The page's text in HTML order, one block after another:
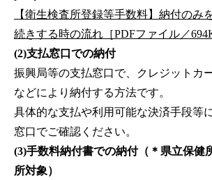
【衛生検査所登録等手数料】納付のみ
続きする時の流れ［PDFファイル／
(2)支払窓口での納付
振興局等の支払窓口で、クレジットカ
などにより納付する方法です。
具体的な支払や利用可能な決済手段等
窓口でご確認ください。
(3)手数料納付書での納付（＊県立保健
所対象）